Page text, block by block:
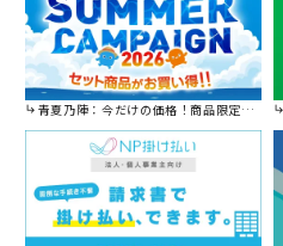
青夏乃陣：今だけの価格！商品限定セール開催中です。